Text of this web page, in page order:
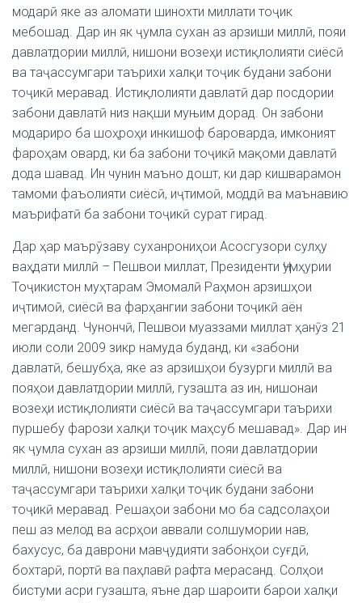
модарӣ яке аз аломати шинохти миллати тоҷик
мебошад. Дар ин як ҷумла сухан аз арзиши миллӣ, пояи
давлатдории миллӣ, нишони возеҳи истиқлолияти сиёсӣ
ва таҷассумгари таърихи халқи тоҷик будани забони
тоҷикӣ меравад. Истиқлолияти давлатӣ дар посдории
забони давлатӣ низ нақши муњим дорад. Он забони
модариро ба шоҳроҳи инкишоф бароварда, имконият
фароҳам овард, ки ба забони тоҷикӣ мақоми давлатӣ
дода шавад. Ин чунин маъно дошт, ки дар кишварамон
тамоми фаъолияти сиёсӣ, иҷтимоӣ, моддӣ ва маънавию
маърифатӣ ба забони тоҷикӣ сурат гирад.
Дар ҳар маърӯзаву суханрониҳои Асосгузори сулҳу
ваҳдати миллӣ – Пешвои миллат, Президенти Ҷумҳурии
Тоҷикистон муҳтарам Эмомалӣ Раҳмон арзишҳои
иҷтимоӣ, сиёсӣ ва фарҳангии забони тоҷикӣ аён
мегарданд. Чунончӣ, Пешвои муаззами миллат ҳанӯз 21
июли соли 2009 зикр намуда буданд, ки «забони
давлатӣ, бешубҳа, яке аз арзишҳои бузурги миллӣ ва
пояҳои давлатдории миллӣ, гузашта аз ин, нишонаи
возеҳи истиқлолияти сиёсӣ ва таҷассумгари таърихи
пуршебу фарози халқи тоҷик маҳсуб мешавад». Дар ин
як ҷумла сухан аз арзиши миллӣ, пояи давлатдории
миллӣ, нишони возеҳи истиқлолияти сиёсӣ ва
таҷассумгари таърихи халқи тоҷик будани забони
тоҷикӣ меравад. Решаҳои забони мо ба садсолаҳои
пеш аз мелод ва асрҳои аввали солшумории нав,
бахусус, ба даврони мавҷудияти забонҳои суғдӣ,
бохтарӣ, портӣ ва паҳлавӣ рафта мерасанд. Солҳои
бистуми асри гузашта, яъне дар шароити барои халқи